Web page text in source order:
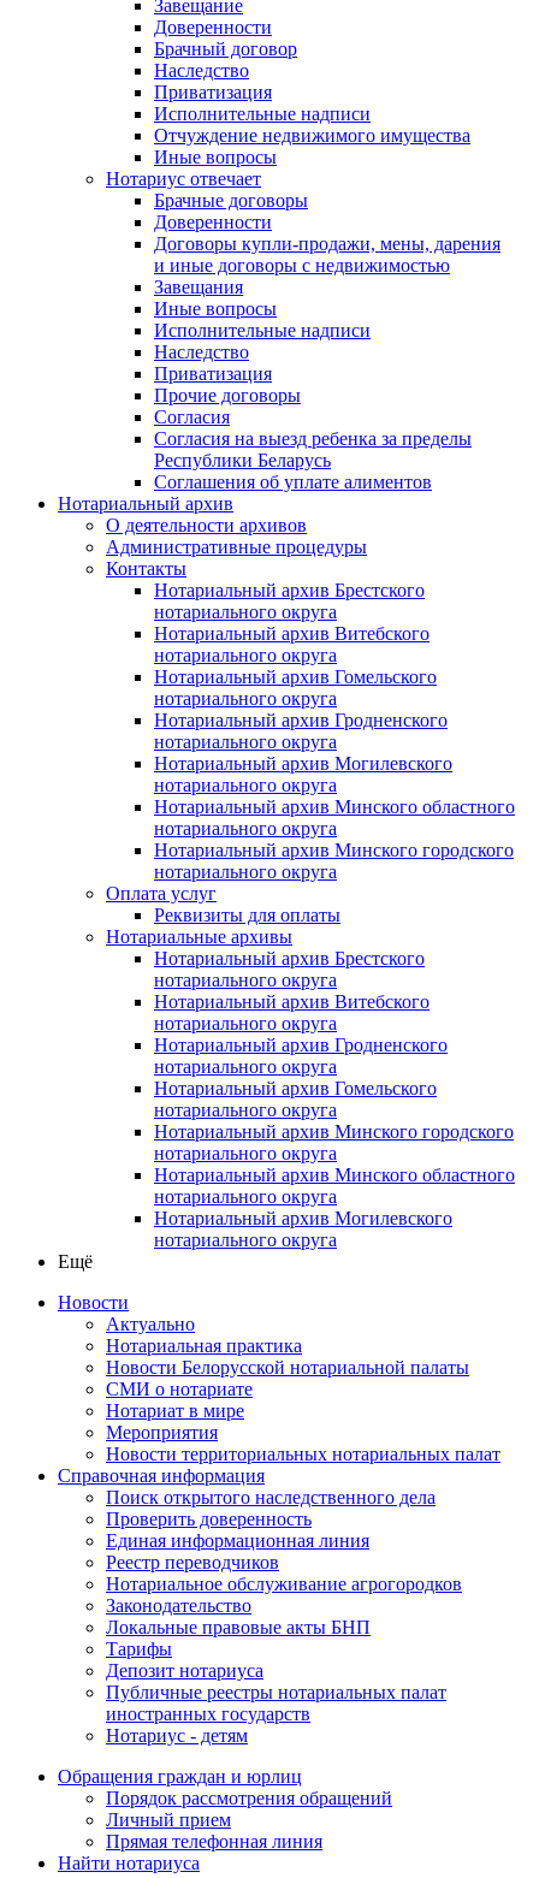
Завещание
Доверенности
Брачный договор
Наследство
Приватизация
Исполнительные надписи
Отчуждение недвижимого имущества
Иные вопросы
Нотариус отвечает
Брачные договоры
Доверенности
Договоры купли-продажи, мены, дарения
и иные договоры с недвижимостью
Завещания
Иные вопросы
Исполнительные надписи
Наследство
Приватизация
Прочие договоры
Согласия
Согласия на выезд ребенка за пределы
Республики Беларусь
Соглашения об уплате алиментов
Нотариальный архив
О деятельности архивов
Административные процедуры
Контакты
Нотариальный архив Брестского
нотариального округа
Нотариальный архив Витебского
нотариального округа
Нотариальный архив Гомельского
нотариального округа
Нотариальный архив Гродненского
нотариального округа
Нотариальный архив Могилевского
нотариального округа
Нотариальный архив Минского областного
нотариального округа
Нотариальный архив Минского городского
нотариального округа
Оплата услуг
Реквизиты для оплаты
Нотариальные архивы
Нотариальный архив Брестского
нотариального округа
Нотариальный архив Витебского
нотариального округа
Нотариальный архив Гродненского
нотариального округа
Нотариальный архив Гомельского
нотариального округа
Нотариальный архив Минского городского
нотариального округа
Нотариальный архив Минского областного
нотариального округа
Нотариальный архив Могилевского
нотариального округа
Ещё
Новости
Актуально
Нотариальная практика
Новости Белорусской нотариальной палаты
СМИ о нотариате
Нотариат в мире
Мероприятия
Новости территориальных нотариальных палат
Справочная информация
Поиск открытого наследственного дела
Проверить доверенность
Единая информационная линия
Реестр переводчиков
Нотариальное обслуживание агрогородков
Законодательство
Локальные правовые акты БНП
Тарифы
Депозит нотариуса
Публичные реестры нотариальных палат
иностранных государств
Нотариус - детям
Обращения граждан и юрлиц
Порядок рассмотрения обращений
Личный прием
Прямая телефонная линия
Найти нотариуса